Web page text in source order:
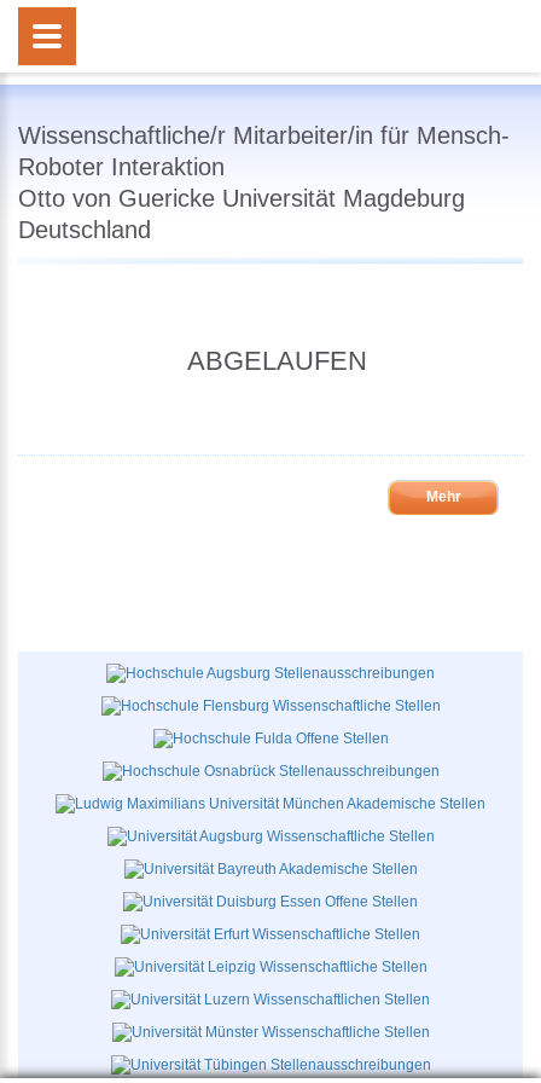
Wissenschaftliche/r Mitarbeiter/in für Mensch-
Roboter Interaktion
Otto von Guericke Universität Magdeburg
Deutschland
ABGELAUFEN
Mehr